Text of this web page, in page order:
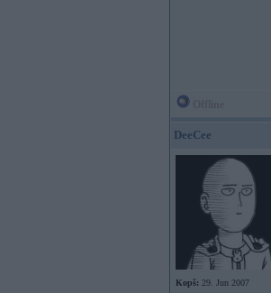
DeeCee
Kopš: 29. Jun 2007